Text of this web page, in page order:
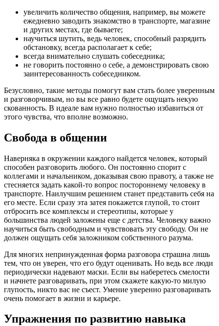
увеличить количество общения, например, вы можете
ежедневно заводить знакомство в транспорте, магазине
и других местах, где бываете;
научиться шутить, ведь человек, способный разрядить
обстановку, всегда располагает к себе;
всегда внимательно слушать собеседника;
не говорить постоянно о себе, а демонстрировать свою
заинтересованность собеседником.
Безусловно, такие методы помогут вам стать более уверенным
и разговорчивым, но вы все равно будете ощущать некую
скованность. В идеале вам нужно полностью избавиться от
этого чувства, что вполне возможно.
Свобода в общении
Наверняка в окружении каждого найдется человек, который
способен разговорить любого. Он постоянно спорит с
коллегами и начальником, доказывая свою правоту, а также не
стесняется задать какой-то вопрос постороннему человеку в
транспорте. Наилучшим решением станет представить себя на
его месте. Если сразу эта затея покажется глупой, то стоит
отбросить все комплексы и стереотипы, которые у
большинства людей заложены еще с детства. Человеку важно
научиться быть свободным и чувствовать эту свободу. Он не
должен ощущать себя заложником собственного разума.
Для многих непринужденная форма разговора страшна лишь
тем, что он уверен, что его будут оценивать. Но ведь все люди
периодически надевают маски. Если вы наберетесь смелости
и начнете разговаривать, при этом скажете какую-то милую
глупость, никто вас не съест. Умение уверенно разговаривать
очень помогает в жизни и карьере.
Упражнения по развитию навыка